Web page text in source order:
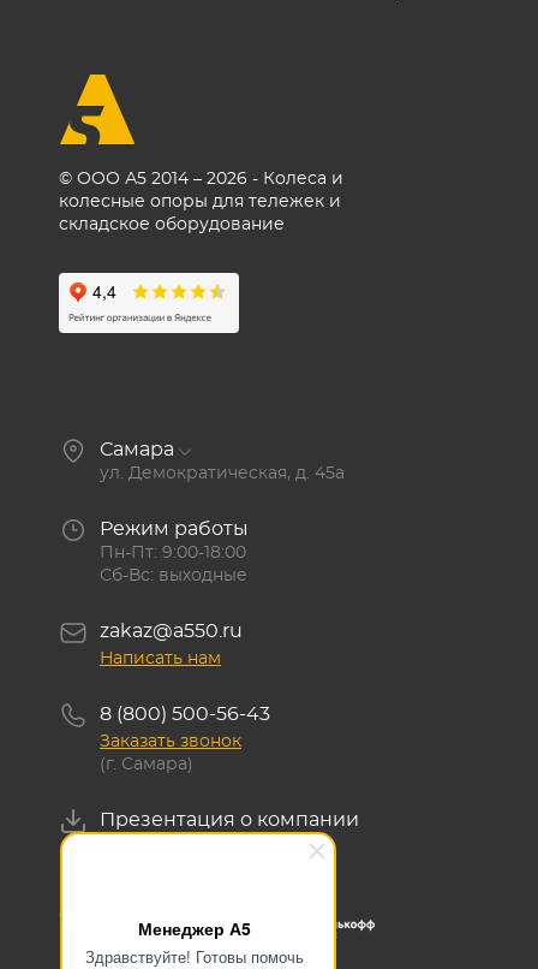
Менеджер А5
Здравствуйте! Готовы помочь
© ООО А5 2014 – 2026 - Колеса и
колесные опоры для тележек и
складское оборудование
Самара
ул. Демократическая, д. 45а
Режим работы
Пн-Пт: 9:00-18:00
Сб-Вс: выходные
zakaz@a550.ru
Написать нам
8 (800) 500-56-43
Заказать звонок
(г. Самара)
Презентация о компании